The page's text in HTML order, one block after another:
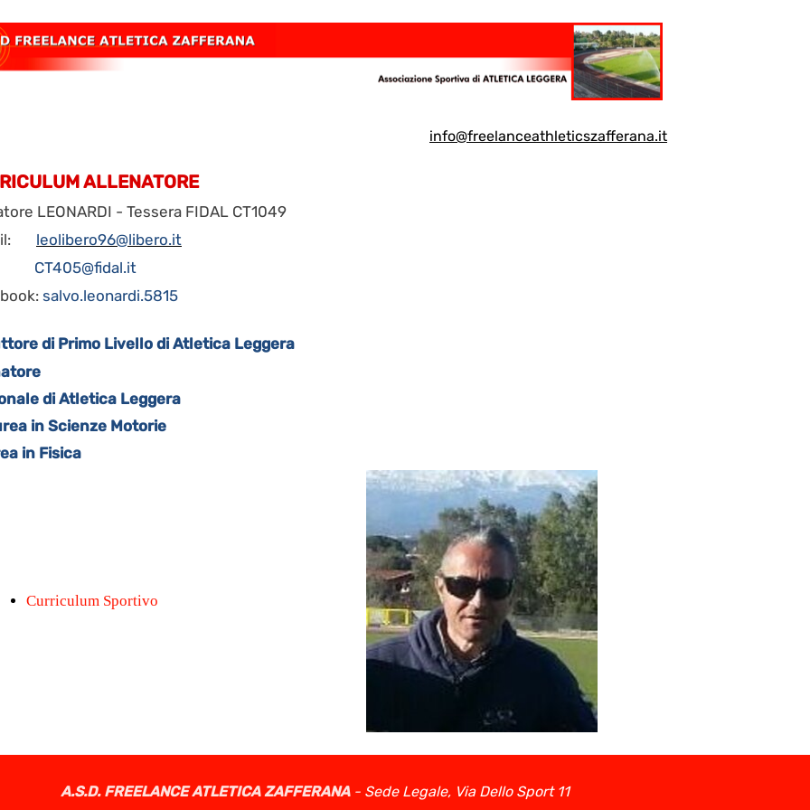
info@freelanceathleticszafferana.it
ALLENATORE
LEONARDI - Tessera FIDAL CT1049
leolibero96@libero.it
CT405@fidal.it
salvo.leonardi.5815
di Primo Livello di Atletica Leggera
di Atletica Leggera
in Scienze Motorie
in Fisica
Curriculum Sportivo
A.S.D. FREELANCE ATLETICA ZAFFERANA - Sede Legale, Via Dello Sport 11